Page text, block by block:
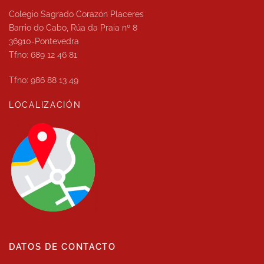
Colegio Sagrado Corazón Placeres
Barrio do Cabo, Rúa da Praia nº 8
36910-Pontevedra
Tfno: 689 12 46 81
Tfno: 986 88 13 49
LOCALIZACIÓN
DATOS DE CONTACTO